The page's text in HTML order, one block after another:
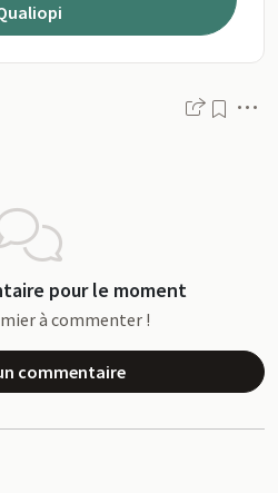
pour le moment
à commenter !
commentaire